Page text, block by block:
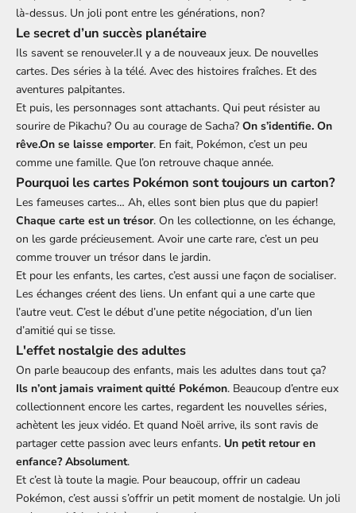
là-dessus. Un joli pont entre les générations, non?
Le secret d’un succès planétaire
Ils savent se renouveler.Il y a de nouveaux jeux. De nouvelles
cartes. Des séries à la télé. Avec des histoires fraîches. Et des
aventures palpitantes.
Et puis, les personnages sont attachants. Qui peut résister au
sourire de Pikachu? Ou au courage de Sacha? On s’identifie. On
rêve.On se laisse emporter. En fait, Pokémon, c’est un peu
comme une famille. Que l’on retrouve chaque année.
Pourquoi les cartes Pokémon sont toujours un carton?
Les fameuses cartes… Ah, elles sont bien plus que du papier!
Chaque carte est un trésor. On les collectionne, on les échange,
on les garde précieusement. Avoir une carte rare, c’est un peu
comme trouver un trésor dans le jardin.
Et pour les enfants, les cartes, c’est aussi une façon de socialiser.
Les échanges créent des liens. Un enfant qui a une carte que
l’autre veut. C’est le début d’une petite négociation, d’un lien
d’amitié qui se tisse.
L'effet nostalgie des adultes
On parle beaucoup des enfants, mais les adultes dans tout ça?
Ils n’ont jamais vraiment quitté Pokémon. Beaucoup d’entre eux
collectionnent encore les cartes, regardent les nouvelles séries,
achètent les jeux vidéo. Et quand Noël arrive, ils sont ravis de
partager cette passion avec leurs enfants. Un petit retour en
enfance? Absolument.
Et c’est là toute la magie. Pour beaucoup, offrir un cadeau
Pokémon, c’est aussi s’offrir un petit moment de nostalgie. Un joli